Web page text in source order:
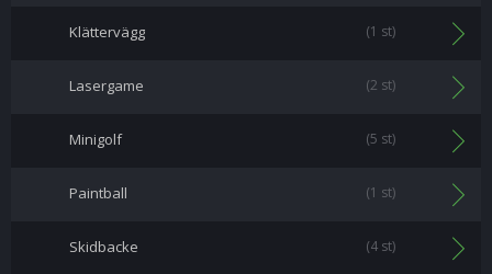
Klättervägg (1 st)
Lasergame (2 st)
Minigolf (5 st)
Paintball (1 st)
Skidbacke (4 st)